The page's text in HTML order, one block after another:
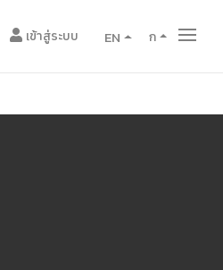
เข้าสู่ระบบ EN ก